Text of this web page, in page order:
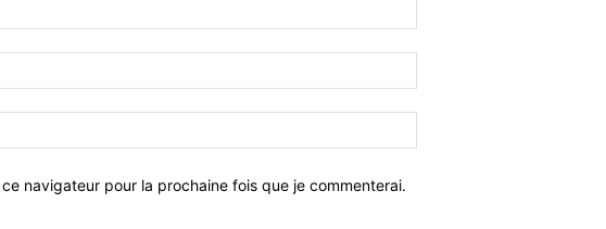
navigateur pour la prochaine fois que je commenterai.